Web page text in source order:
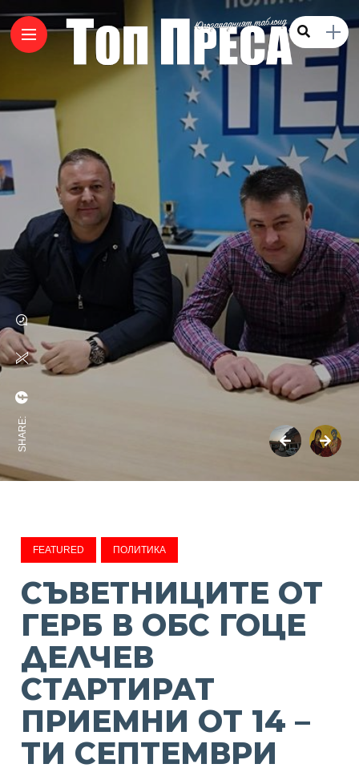
SHARE:
FEATURED ПОЛИТИКА
СЪВЕТНИЦИТЕ ОТ
ГЕРБ В ОБС ГОЦЕ
ДЕЛЧЕВ
СТАРТИРАТ
ПРИЕМНИ ОТ 14 –
ТИ СЕПТЕМВРИ